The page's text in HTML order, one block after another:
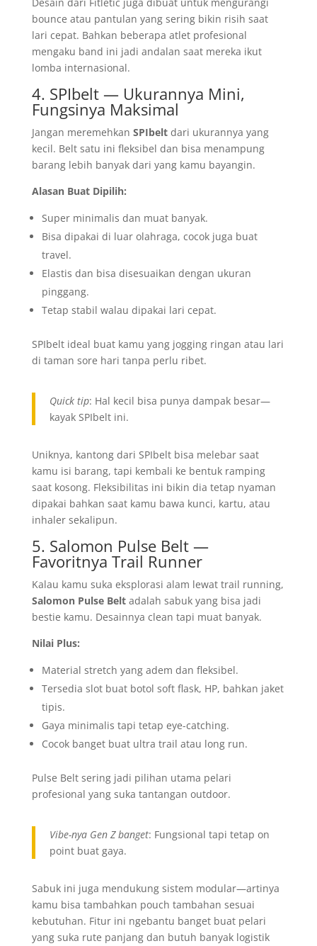
bounce atau pantulan yang sering bikin risih saat
lari cepat. Bahkan beberapa atlet profesional
mengaku band ini jadi andalan saat mereka ikut
lomba internasional.
4. SPIbelt — Ukurannya Mini,
Fungsinya Maksimal
Jangan meremehkan SPIbeltdari ukurannya yang
kecil. Belt satu ini fleksibel dan bisa menampung
barang lebih banyak dari yang kamu bayangin.
Alasan Buat Dipilih:
Super minimalis dan muat banyak.
Bisa dipakai di luar olahraga, cocok juga buat
travel.
Elastis dan bisa disesuaikan dengan ukuran
pinggang.
Tetap stabil walau dipakai lari cepat.
SPIbelt ideal buat kamu yang jogging ringan atau lari
di taman sore hari tanpa perlu ribet.
Quick tip: Hal kecil bisa punya dampak besar—
kayak SPIbelt ini.
Uniknya, kantong dari SPIbelt bisa melebar saat
kamu isi barang, tapi kembali ke bentuk ramping
saat kosong. Fleksibilitas ini bikin dia tetap nyaman
dipakai bahkan saat kamu bawa kunci, kartu, atau
inhaler sekalipun.
5. Salomon Pulse Belt —
Favoritnya Trail Runner
Kalau kamu suka eksplorasi alam lewat trail running,
Salomon Pulse Beltadalah sabuk yang bisa jadi
bestie kamu. Desainnya clean tapi muat banyak.
Nilai Plus:
Material stretch yang adem dan fleksibel.
Tersedia slot buat botol soft flask, HP, bahkan jaket
tipis.
Gaya minimalis tapi tetap eye-catching.
Cocok banget buat ultra trail atau long run.
Pulse Belt sering jadi pilihan utama pelari
profesional yang suka tantangan outdoor.
Vibe-nya Gen Z banget: Fungsional tapi tetap on
point buat gaya.
Sabuk ini juga mendukung sistem modular—artinya
kamu bisa tambahkan pouch tambahan sesuai
kebutuhan. Fitur ini ngebantu banget buat pelari
yang suka rute panjang dan butuh banyak logistik